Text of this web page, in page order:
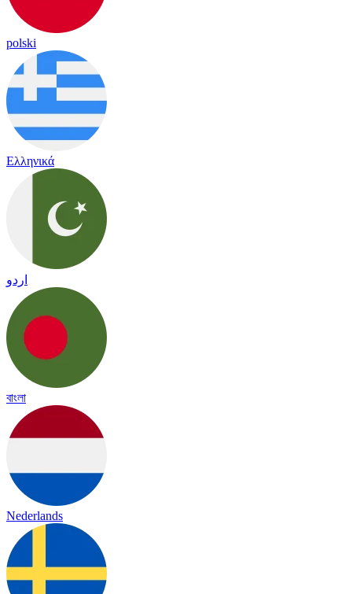
polski
Ελληνικά
اردو
বাংলা
Nederlands